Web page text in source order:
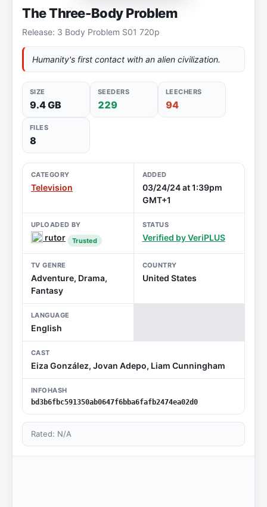
The Three-Body Problem
Release: 3 Body Problem S01 720p
Humanity's first contact with an alien civilization.
SIZE
9.4 GB
SEEDERS
229
LEECHERS
94
FILES
8
CATEGORY
Television
ADDED
03/24/24 at 1:39pm
GMT+1
UPLOADED BY
rutor Trusted
STATUS
Verified by VeriPLUS
TV GENRE
Adventure, Drama,
Fantasy
COUNTRY
United States
LANGUAGE
English
CAST
Eiza González, Jovan Adepo, Liam Cunningham
INFOHASH
bd3b6fbc591350ab0647f6bba6fafb2474ea02d0
Rated: N/A